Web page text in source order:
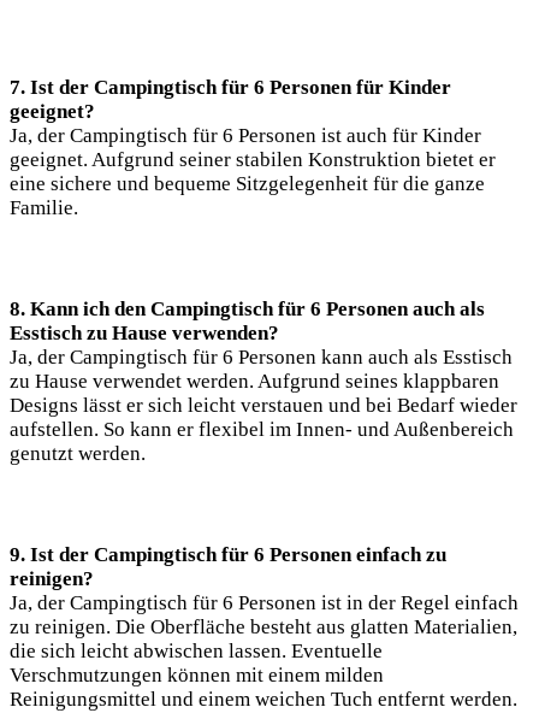
7. Ist der Campingtisch für 6 Personen für Kinder
geeignet?
Ja, der Campingtisch für 6 Personen ist auch für Kinder
geeignet. Aufgrund seiner stabilen Konstruktion bietet er
eine sichere und bequeme Sitzgelegenheit für die ganze
Familie.
8. Kann ich den Campingtisch für 6 Personen auch als
Esstisch zu Hause verwenden?
Ja, der Campingtisch für 6 Personen kann auch als Esstisch
zu Hause verwendet werden. Aufgrund seines klappbaren
Designs lässt er sich leicht verstauen und bei Bedarf wieder
aufstellen. So kann er flexibel im Innen- und Außenbereich
genutzt werden.
9. Ist der Campingtisch für 6 Personen einfach zu
reinigen?
Ja, der Campingtisch für 6 Personen ist in der Regel einfach
zu reinigen. Die Oberfläche besteht aus glatten Materialien,
die sich leicht abwischen lassen. Eventuelle
Verschmutzungen können mit einem milden
Reinigungsmittel und einem weichen Tuch entfernt werden.